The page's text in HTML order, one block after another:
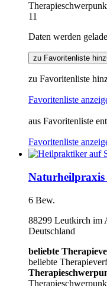
11
Daten werden
zu Favoritenliste
zu Favoritenliste
Favoritenliste
aus Favoritenliste
Favoritenliste
6 Bew.
88299 Leutkirch im
Deutschland
beliebte
beliebte